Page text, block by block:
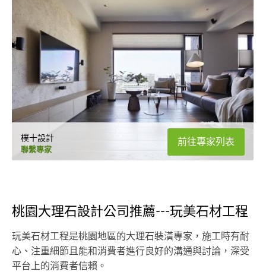
樸十設計
聯繫專家
前往專家列表
桃園大理石設計公司推薦---玩美石材工程
玩美石材工程是桃園地區的大理石裝潢專家，施工時有耐
心、注重細節且能和消費者進行良好的溝通與討論，深受
平台上的消費者信賴。